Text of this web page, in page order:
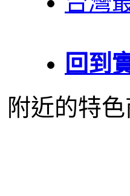
回到
附近的特